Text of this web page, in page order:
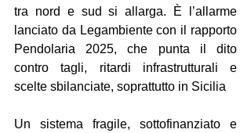
tra nord e sud si allarga. È l’allarme
lanciato da Legambiente con il rapporto
Pendolaria 2025, che punta il dito
contro tagli, ritardi infrastrutturali e
scelte sbilanciate, soprattutto in Sicilia
Un sistema fragile, sottofinanziato e